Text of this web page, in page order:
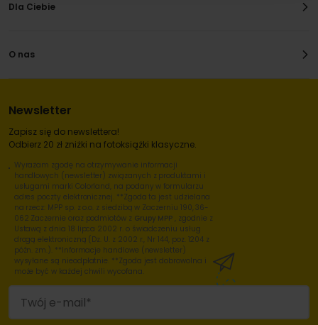
Dla Ciebie
O nas
Newsletter
Zapisz się do newslettera!
Odbierz 20 zł zniżki na fotoksiążki klasyczne.
Wyrażam zgodę na otrzymywanie informacji
handlowych (newsletter) związanych z produktami i
usługami marki Colorland, na podany w formularzu
adres poczty elektronicznej. **Zgoda ta jest udzielana
na rzecz: MPP sp. z o.o. z siedzibą w Zaczerniu 190, 36-
062 Zaczernie oraz podmiotów z Grupy MPP , zgodnie z
Ustawą z dnia 18 lipca 2002 r. o świadczeniu usług
drogą elektroniczną (Dz. U. z 2002 r., Nr 144, poz. 1204 z
późn. zm.). **Informacje handlowe (newsletter)
wysyłane są nieodpłatnie. **Zgoda jest dobrowolna i
może być w każdej chwili wycofana.